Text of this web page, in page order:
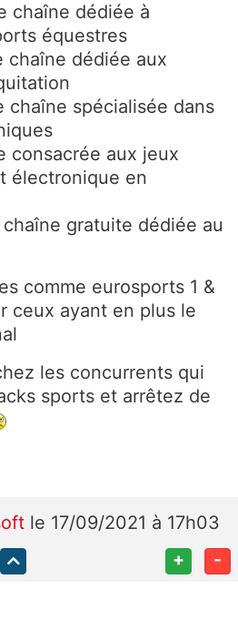
chaîne dédiée à
équestres
chaîne dédiée aux
chaîne spécialisée dans
consacrée aux jeux
électronique en
chaîne gratuite dédiée au
comme eurosports 1 &
ceux ayant en plus le
les concurrents qui
sports et arrêtez de
le 17/09/2021 à 17h03
+ -